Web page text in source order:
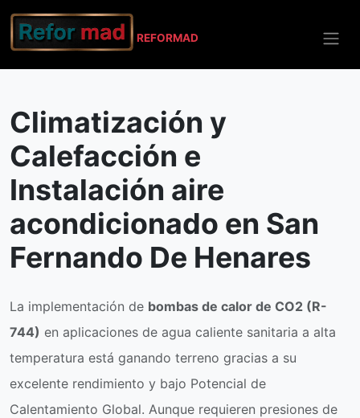
REFORMAD
Inicio San Fernando De Henares
Climatización y
Calefacción e
Instalación aire
acondicionado en San
Fernando De Henares
La implementación de bombas de calor de CO2 (R-
744) en aplicaciones de agua caliente sanitaria a alta
temperatura está ganando terreno gracias a su
excelente rendimiento y bajo Potencial de
Calentamiento Global. Aunque requieren presiones de